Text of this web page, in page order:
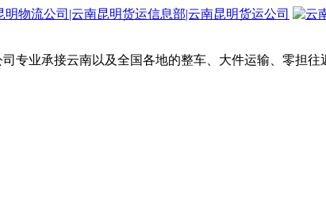
专业承接云南以及全国各地的整车、大件运输、零担